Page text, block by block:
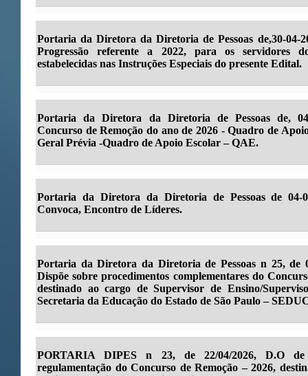
Portaria da Diretora da Diretoria de Pessoas de,30-04-
Progressão referente a 2022, para os servidores
estabelecidas nas Instruções Especiais do presente Edital.
Portaria da Diretora da Diretoria de Pessoas de,
Concurso de Remoção do ano de 2026 - Quadro de
Geral Prévia -Quadro de Apoio Escolar – QAE.
Portaria da Diretora da Diretoria de Pessoas de 04-
Convoca, Encontro de Líderes.
Portaria da Diretora da Diretoria de Pessoas n 25, de
Dispõe sobre procedimentos complementares do
destinado ao cargo de Supervisor de Ensino/
Secretaria da Educação do Estado de São Paulo –
PORTARIA DIPES n 23, de 22/04/2026, D.O de
regulamentação do Concurso de Remoção – 2026,